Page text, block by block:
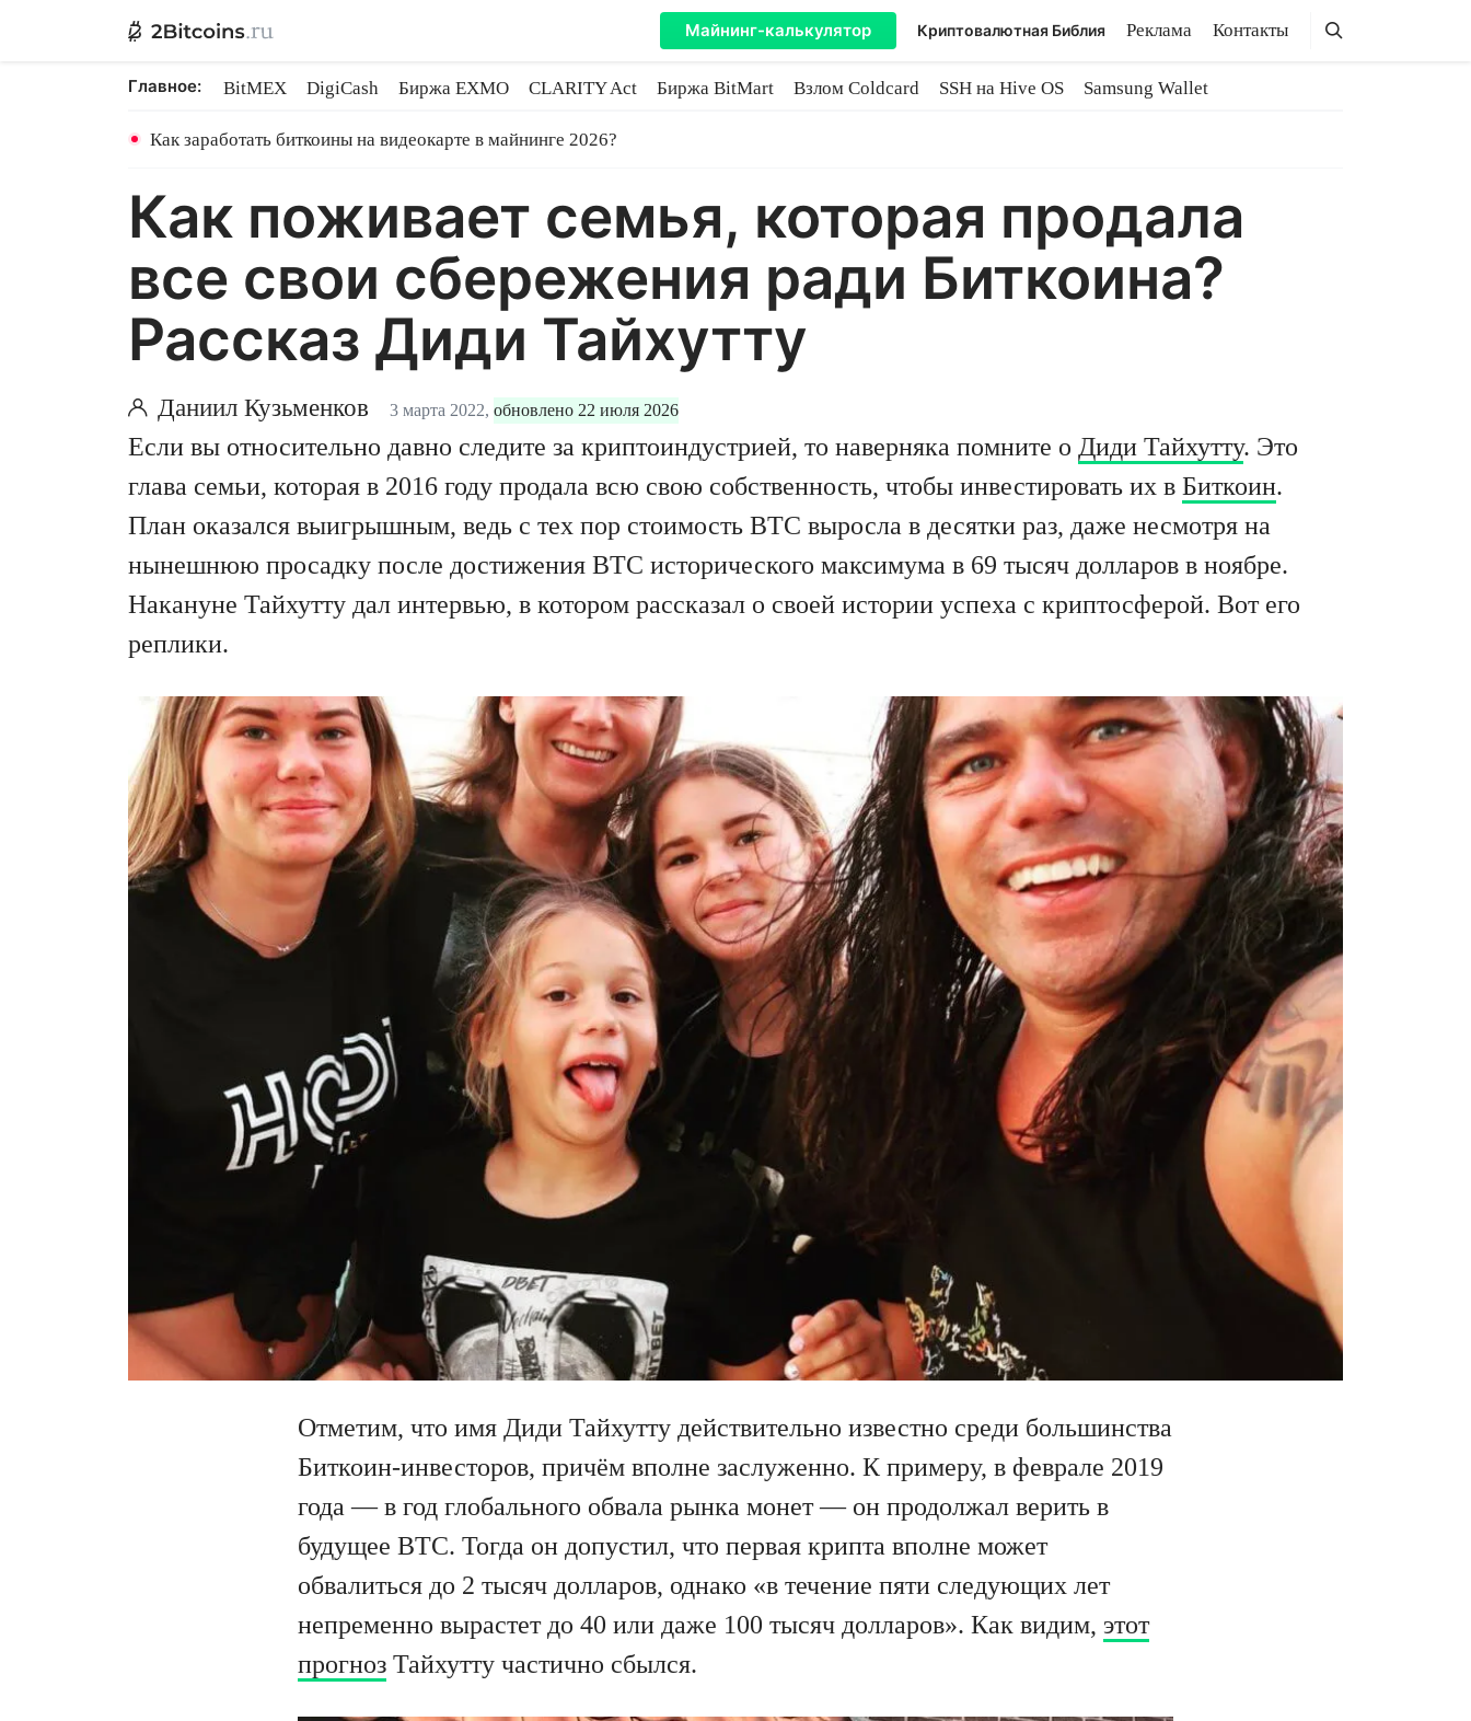
Майнинг-калькулятор Криптовалютная Библия Реклама Контакты Поиск
Поиск
Главное: BitMEX DigiCash Биржа EXMO CLARITY Act Биржа BitMart Взлом Coldcard SSH на Hive OS
Samsung Wallet
Как заработать биткоины на видеокарте в майнинге 2026?
Как поживает семья, которая продала
все свои сбережения ради Биткоина?
Рассказ Диди Тайхутту
Даниил Кузьменков 3 марта 2022, обновлено 22 июля 2026
Если вы относительно давно следите за криптоиндустрией, то наверняка помните о Диди Тайхутту. Это
глава семьи, которая в 2016 году продала всю свою собственность, чтобы инвестировать их в Биткоин.
План оказался выигрышным, ведь с тех пор стоимость BTC выросла в десятки раз, даже несмотря на
нынешнюю просадку после достижения BTC исторического максимума в 69 тысяч долларов в ноябре.
Накануне Тайхутту дал интервью, в котором рассказал о своей истории успеха с криптосферой. Вот его
реплики.
Отметим, что имя Диди Тайхутту действительно известно среди большинства
Биткоин-инвесторов, причём вполне заслуженно. К примеру, в феврале 2019
года — в год глобального обвала рынка монет — он продолжал верить в
будущее BTC. Тогда он допустил, что первая крипта вполне может
обвалиться до 2 тысяч долларов, однако «в течение пяти следующих лет
непременно вырастет до 40 или даже 100 тысяч долларов». Как видим, этот
прогноз Тайхутту частично сбылся.